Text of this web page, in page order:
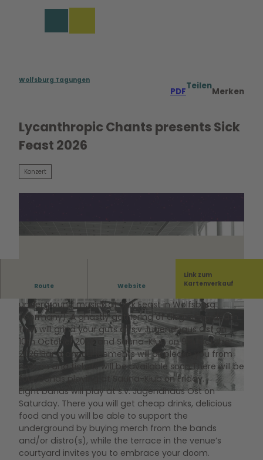
Wolfsburg Tagungen
PDF
Teilen
Merken
Lycanthropic Chants presents Sick
Feast 2026
Konzert
© Hallenbad - Zentrum junge Kultur Wolfsburg GmbH | CC-BY-SA
© Hallenbad - Zentrum junge Kultur Wolfsburg GmbH |CC-BY-SA
Route Website
Link zum
Kartenverkauf
underground musick at Sick Feast in Wolfsburg
(Germany): A ghastly gathering of disgusting death
that will grind your guts at s.v Jugendhaus Ost on
10th October 2026 and Sauna-Klub on 9th October
2026!Band announcements will displease you from
now on and tickets will be available soon.There will be
four bands playing at Sauna-Klub on Friday.
Eight bands will play at s.v. Jugendhaus Ost on
Saturday. There you will get cheap drinks, delicious
food and you will be able to support the
underground by buying merch from the bands
and/or distro(s), while the terrace in the venue’s
courtyard invites you to embrace your doom.